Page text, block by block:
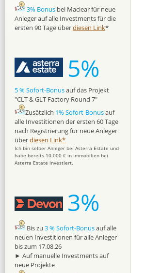
3% Bonus bei Maclear für neue
Anleger auf alle Investments für die
ersten 90 Tage überdiesen Link*
5%
5 % Sofort-Bonusauf das Projekt
"CLT & GLT Factory Round 7"
Zusätzlich 1% Sofort-Bonusauf
alle Investitionen der ersten 60 Tage
nach Registrierung für neue Anleger
überdiesen Link*
Ich bin selber Anleger bei Asterra Estate und
habe bereits 10.000 € in Immobilien bei
Asterra Estate investiert.
3%
Bis zu 3 % Sofort-Bonusauf alle
neuen Investitionen für alle Anleger
bis zum 17.08.26
► Auf manuelle Investments auf
neue Projekte